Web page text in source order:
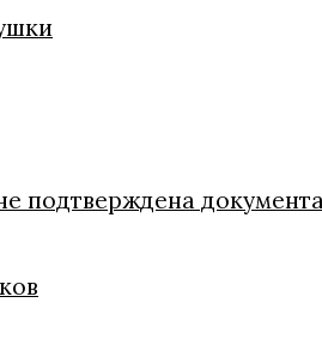
подтверждена